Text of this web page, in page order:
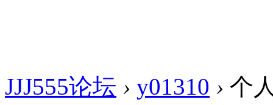
JJJ555论坛 › y01310 › 个